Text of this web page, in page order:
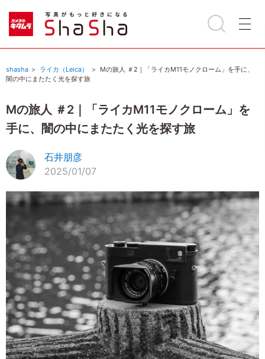
shasha ライカ（Leica）
Mの旅人 ＃2｜「ライカM11モノクローム」を手に、
闇の中にまたたく光を探す旅
Mの旅人 ＃2｜「ライカM11モノクローム」を
手に、闇の中にまたたく光を探す旅
石井朋彦
2025/01/07